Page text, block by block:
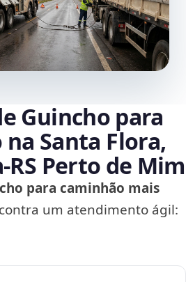
Guincho para
Santa Flora,
Perto de Mim
para caminhão mais
um atendimento ágil: